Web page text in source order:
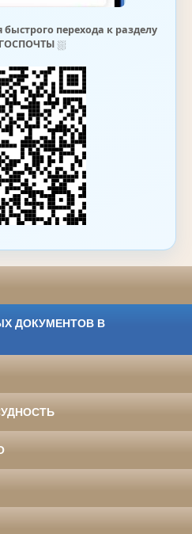
перехода к разделу
ГОСПОЧТЫ⛆
ДОКУМЕНТОВ В